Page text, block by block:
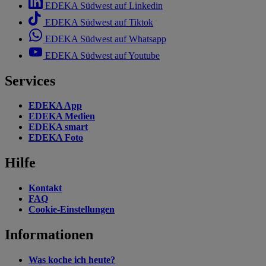
EDEKA Südwest auf Linkedin
EDEKA Südwest auf Tiktok
EDEKA Südwest auf Whatsapp
EDEKA Südwest auf Youtube
Services
EDEKA App
EDEKA Medien
EDEKA smart
EDEKA Foto
Hilfe
Kontakt
FAQ
Cookie-Einstellungen
Informationen
Was koche ich heute?